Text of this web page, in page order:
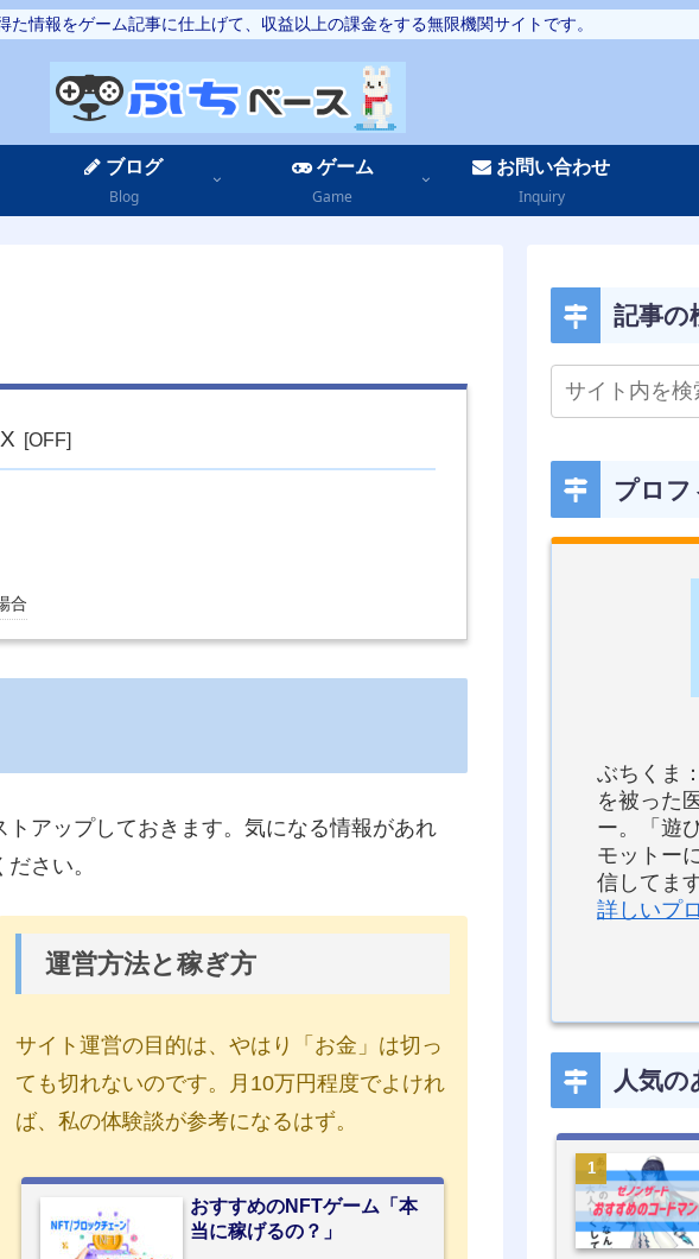
た情報をゲーム記事に仕上げて、収益以上の課金をする無限機関サイトです。
ブログ
Blog
ゲーム
Game
お問い合わせ
Inquiry
合
アップしておきます。気になる情報があれ
さい。
運営方法と稼ぎ方
サイト運営の目的は、やはり「お金」は切っ
ても切れないのです。月10万円程度でよけれ
ば、私の体験談が参考になるはず。
おすすめのNFTゲーム「本
当に稼げるの？」
記事の
プロフ
ぶちくま
を被った
ー。「遊
モットー
信してま
詳しいプ
人気の